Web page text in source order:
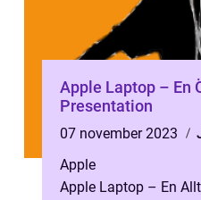
Apple Laptop – En
Presentation
07 november 2023
Apple
Apple Laptop – En